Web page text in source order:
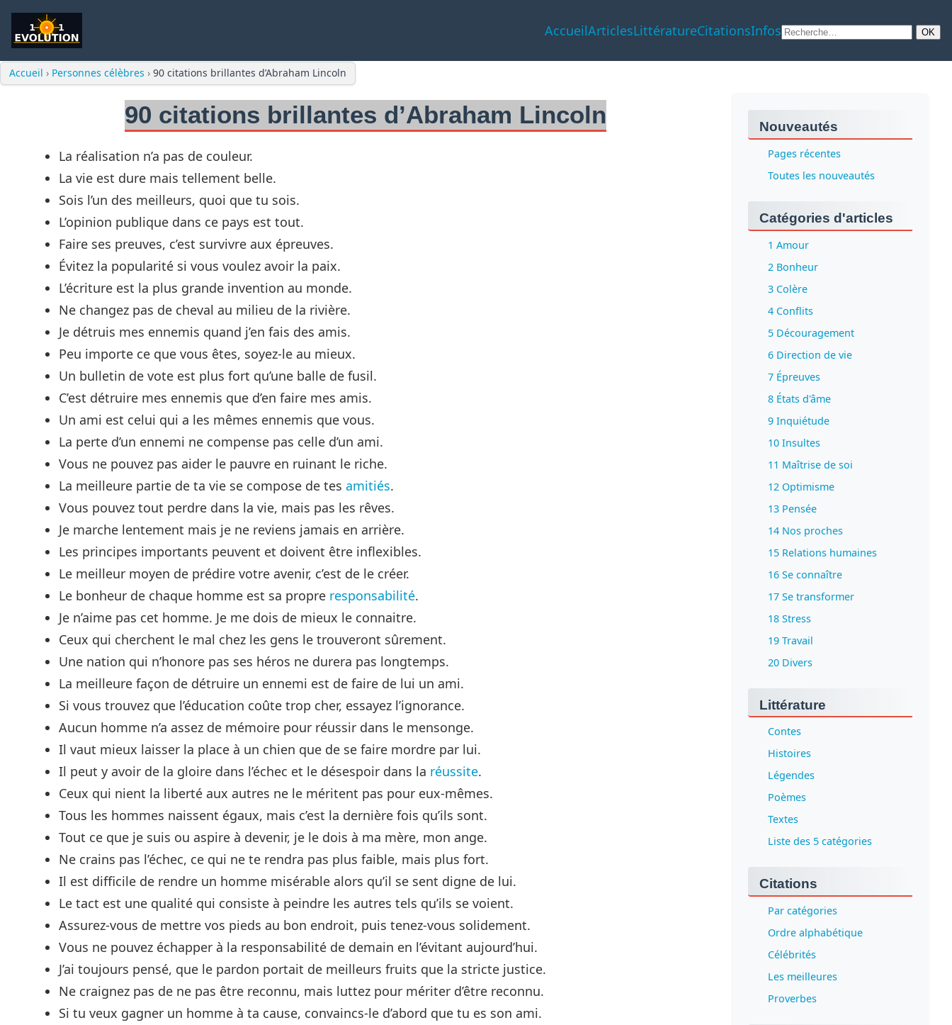
AccueilArticlesLittératureCitationsInfos
Accueil › Personnes célèbres › 90 citations brillantes d’Abraham Lincoln
90 citations brillantes d’Abraham Lincoln
La réalisation n’a pas de couleur.
La vie est dure mais tellement belle.
Sois l’un des meilleurs, quoi que tu sois.
L’opinion publique dans ce pays est tout.
Faire ses preuves, c’est survivre aux épreuves.
Évitez la popularité si vous voulez avoir la paix.
L’écriture est la plus grande invention au monde.
Ne changez pas de cheval au milieu de la rivière.
Je détruis mes ennemis quand j’en fais des amis.
Peu importe ce que vous êtes, soyez-le au mieux.
Un bulletin de vote est plus fort qu’une balle de fusil.
C’est détruire mes ennemis que d’en faire mes amis.
Un ami est celui qui a les mêmes ennemis que vous.
La perte d’un ennemi ne compense pas celle d’un ami.
Vous ne pouvez pas aider le pauvre en ruinant le riche.
La meilleure partie de ta vie se compose de tesamitiés.
Vous pouvez tout perdre dans la vie, mais pas les rêves.
Je marche lentement mais je ne reviens jamais en arrière.
Les principes importants peuvent et doivent être inflexibles.
Le meilleur moyen de prédire votre avenir, c’est de le créer.
Le bonheur de chaque homme est sa propre responsabilité.
Je n’aime pas cet homme. Je me dois de mieux le connaitre.
Ceux qui cherchent le mal chez les gens le trouveront sûrement.
Une nation qui n’honore pas ses héros ne durera pas longtemps.
La meilleure façon de détruire un ennemi est de faire de lui un ami.
Si vous trouvez que l’éducation coûte trop cher, essayez l’ignorance.
Aucun homme n’a assez de mémoire pour réussir dans le mensonge.
Il vaut mieux laisser la place à un chien que de se faire mordre par lui.
Il peut y avoir de la gloire dans l’échec et le désespoir dans la réussite.
Ceux qui nient la liberté aux autres ne le méritent pas pour eux-mêmes.
Tous les hommes naissent égaux, mais c’est la dernière fois qu’ils sont.
Tout ce que je suis ou aspire à devenir, je le dois à ma mère, mon ange.
Ne crains pas l’échec, ce qui ne te rendra pas plus faible, mais plus fort.
Il est difficile de rendre un homme misérable alors qu’il se sent digne de lui.
Le tact est une qualité qui consiste à peindre les autres tels qu’ils se voient.
Assurez-vous de mettre vos pieds au bon endroit, puis tenez-vous solidement.
Vous ne pouvez échapper à la responsabilité de demain en l’évitant aujourd’hui.
J’ai toujours pensé, que le pardon portait de meilleurs fruits que la stricte justice.
Ne craignez pas de ne pas être reconnu, mais luttez pour mériter d’être reconnu.
Si tu veux gagner un homme à ta cause, convaincs-le d’abord que tu es son ami.
Nouveautés
Pages récentes
Toutes les nouveautés
Catégories d'articles
1 Amour
2 Bonheur
3 Colère
4 Conflits
5 Découragement
6 Direction de vie
7 Épreuves
8 États d'âme
9 Inquiétude
10 Insultes
11 Maîtrise de soi
12 Optimisme
13 Pensée
14 Nos proches
15 Relations humaines
16 Se connaître
17 Se transformer
18 Stress
19 Travail
20 Divers
Littérature
Contes
Histoires
Légendes
Poèmes
Textes
Liste des 5 catégories
Citations
Par catégories
Ordre alphabétique
Célébrités
Les meilleures
Proverbes